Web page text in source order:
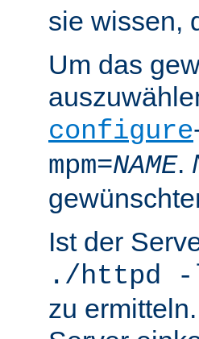
sie wissen,
Um das
configure
mpm=NAME.
Ist der
./httpd
zu